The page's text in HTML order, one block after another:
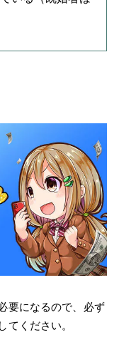
要になるので、必ず
てください。